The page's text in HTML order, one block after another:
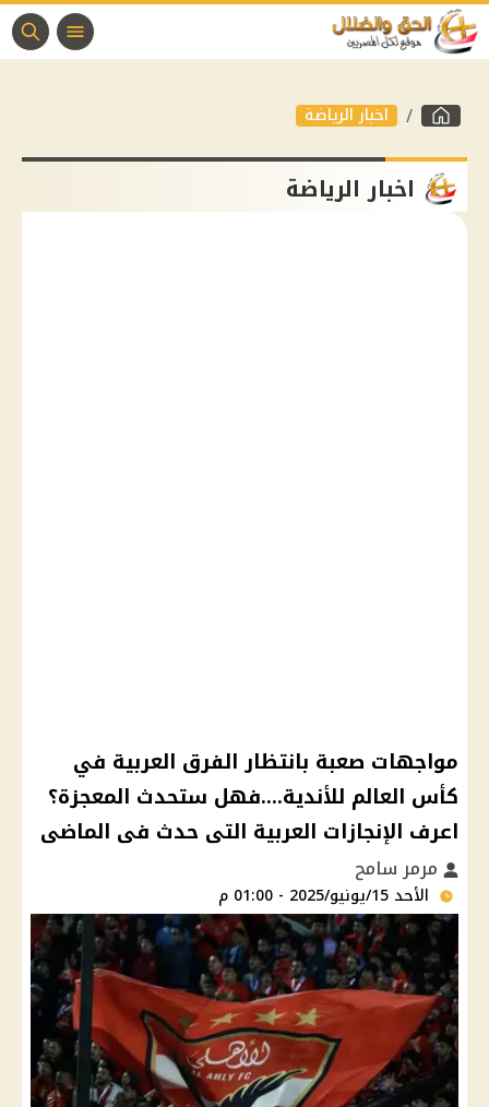
اخبار الرياضة
اخبار الرياضة
مواجهات صعبة بانتظار الفرق العربية في
كأس العالم للأندية....فهل ستحدث المعجزة؟
اعرف الإنجازات العربية التى حدث فى الماضى
مرمر سامح
الأحد 15/يونيو/2025 - 01:00 م